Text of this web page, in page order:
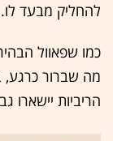
להחליק מבעד
כמו שפאוול
מה שברור כרגע,
הריביות יישארו